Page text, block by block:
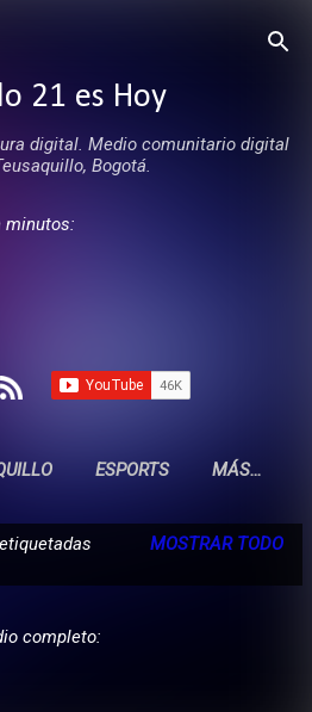
21 es Hoy
digital. Medio comunitario digital
Bogotá.
minutos:
ESPORTS MÁS…
MOSTRAR TODO
completo: